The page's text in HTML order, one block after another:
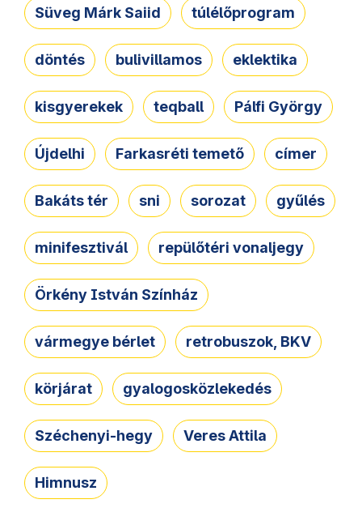
Süveg Márk Saiid túlélőprogram
döntés bulivillamos eklektika
kisgyerekek teqball Pálfi György
Újdelhi Farkasréti temető címer
Bakáts tér sni sorozat gyűlés
minifesztivál repülőtéri vonaljegy
Örkény István Színház
vármegye bérlet retrobuszok, BKV
körjárat gyalogosközlekedés
Széchenyi-hegy Veres Attila
Himnusz